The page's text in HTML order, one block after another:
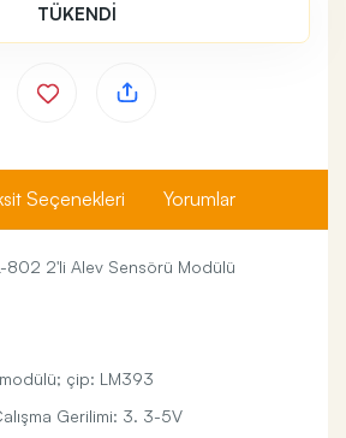
TÜKENDİ
Seçenekleri Yorumlar
802 2'li Alev Sensörü Modülü
çip: LM393
Gerilimi: 3. 3-5V